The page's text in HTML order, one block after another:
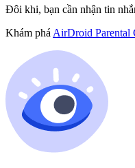
Đôi khi, bạn cần nhận tin
Khám phá AirDroid Parental